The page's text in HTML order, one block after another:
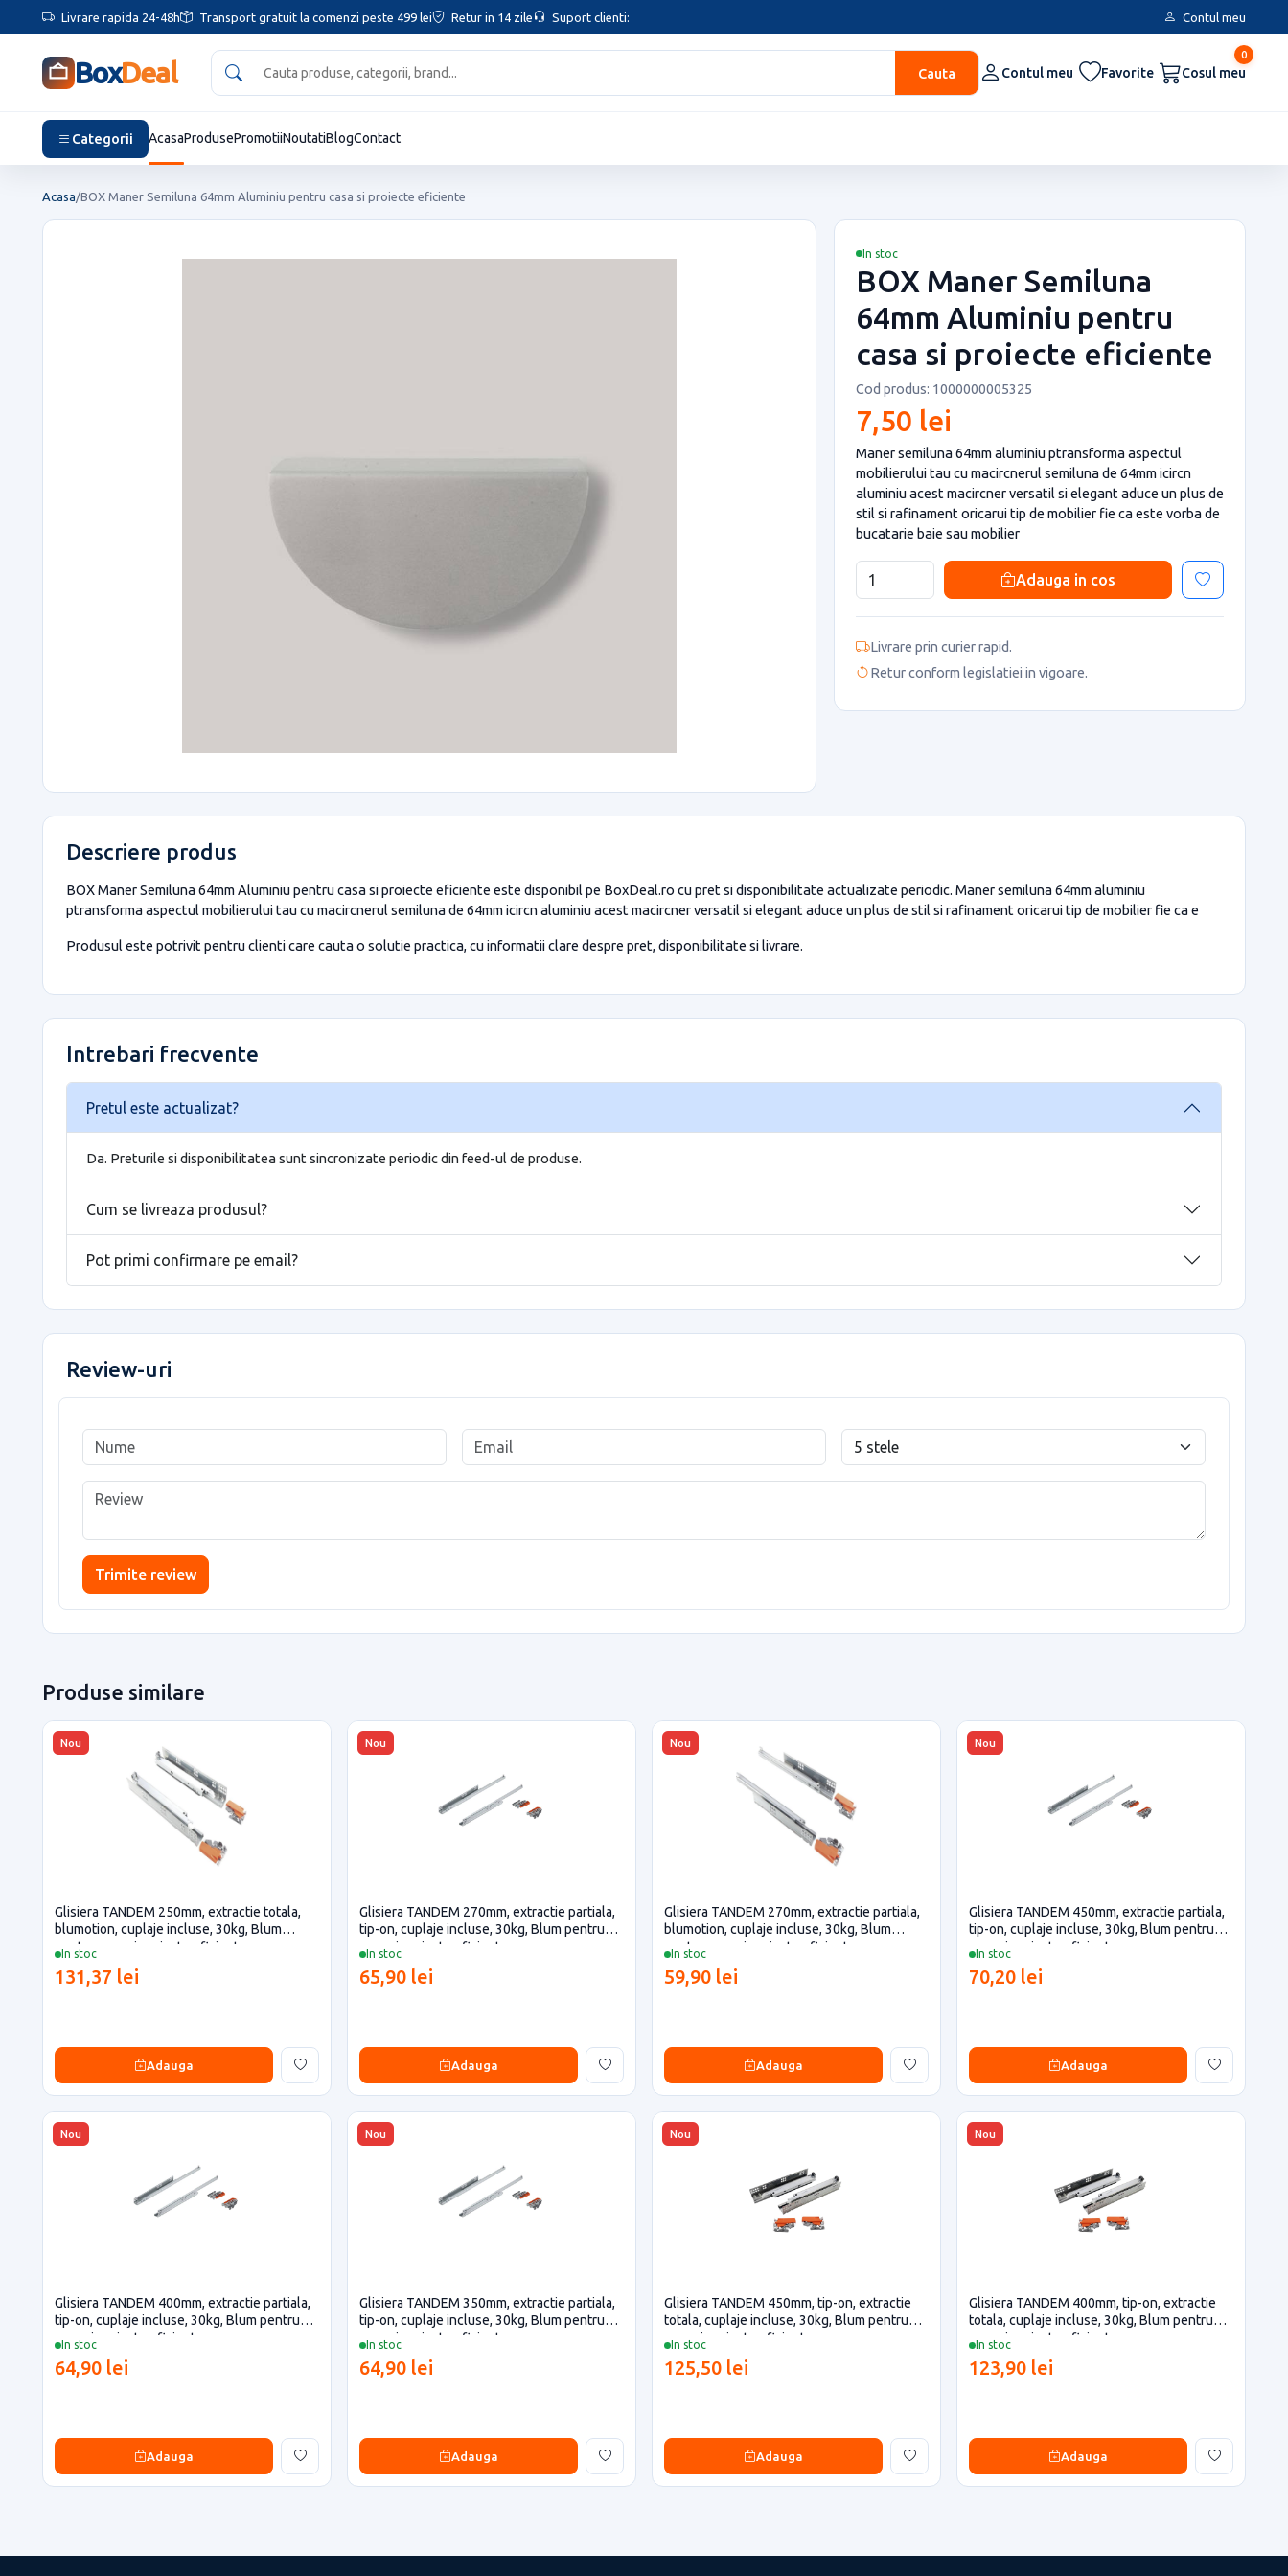
Livrare rapida 24-48h Transport gratuit la comenzi peste 499 lei Retur in 14 zile Suport clienti: Contul meu
BoxDeal Cauta Contul meu Favorite
0
Cosul meu
Categorii AcasaProdusePromotiiNoutatiBlogContact
Acasa/BOX Maner Semiluna 64mm Aluminiu pentru casa si proiecte eficiente
In stoc
BOX Maner Semiluna
64mm Aluminiu pentru
casa si proiecte eficiente
Cod produs: 1000000005325
7,50 lei
Maner semiluna 64mm aluminiu ptransforma aspectul
mobilierului tau cu macircnerul semiluna de 64mm icircn
aluminiu acest macircner versatil si elegant aduce un plus de
stil si rafinament oricarui tip de mobilier fie ca este vorba de
bucatarie baie sau mobilier
Adauga in cos
Livrare prin curier rapid.
Retur conform legislatiei in vigoare.
Descriere produs
BOX Maner Semiluna 64mm Aluminiu pentru casa si proiecte eficiente este disponibil pe BoxDeal.ro cu pret si disponibilitate actualizate periodic. Maner semiluna 64mm aluminiu
ptransforma aspectul mobilierului tau cu macircnerul semiluna de 64mm icircn aluminiu acest macircner versatil si elegant aduce un plus de stil si rafinament oricarui tip de mobilier fie ca e
Produsul este potrivit pentru clienti care cauta o solutie practica, cu informatii clare despre pret, disponibilitate si livrare.
Intrebari frecvente
Pretul este actualizat?
Da. Preturile si disponibilitatea sunt sincronizate periodic din feed-ul de produse.
Cum se livreaza produsul?
Pot primi confirmare pe email?
Review-uri
Trimite review
Produse similare
Nou
In stoc
Glisiera TANDEM 250mm, extractie totala,
blumotion, cuplaje incluse, 30kg, Blum
pentru casa si proiecte eficiente
131,37 lei
Adauga
Nou
In stoc
Glisiera TANDEM 270mm, extractie partiala,
tip-on, cuplaje incluse, 30kg, Blum pentru
casa si proiecte eficiente
65,90 lei
Adauga
Nou
In stoc
Glisiera TANDEM 270mm, extractie partiala,
blumotion, cuplaje incluse, 30kg, Blum
pentru casa si proiecte eficiente
59,90 lei
Adauga
Nou
In stoc
Glisiera TANDEM 450mm, extractie partiala,
tip-on, cuplaje incluse, 30kg, Blum pentru
casa si proiecte eficiente
70,20 lei
Adauga
Nou
In stoc
Glisiera TANDEM 400mm, extractie partiala,
tip-on, cuplaje incluse, 30kg, Blum pentru
casa si proiecte eficiente
64,90 lei
Adauga
Nou
In stoc
Glisiera TANDEM 350mm, extractie partiala,
tip-on, cuplaje incluse, 30kg, Blum pentru
casa si proiecte eficiente
64,90 lei
Adauga
Nou
In stoc
Glisiera TANDEM 450mm, tip-on, extractie
totala, cuplaje incluse, 30kg, Blum pentru
casa si proiecte eficiente
125,50 lei
Adauga
Nou
In stoc
Glisiera TANDEM 400mm, tip-on, extractie
totala, cuplaje incluse, 30kg, Blum pentru
casa si proiecte eficiente
123,90 lei
Adauga